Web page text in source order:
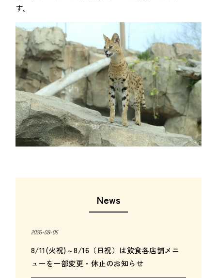
す。
News
2026-08-05
8/11(火祝)～8/16（日祝）は飲食各店舗メニ
ューを一部変更・休止のお知らせ